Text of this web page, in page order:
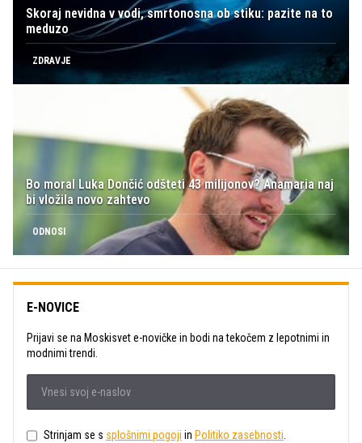
Skoraj nevidna v vodi, smrtonosna ob stiku: pazite na to
meduzo
ZDRAVJE
Bo moral Luka Dončić odšteti 43 milijonov? Anamaria naj
bi vložila novo zahtevo
ODNOSI
E-NOVICE
Prijavi se na Moskisvet e-novičke in bodi na tekočem z lepotnimi in
modnimi trendi.
Strinjam se s splošnimi pogoji in Politiko zasebnosti